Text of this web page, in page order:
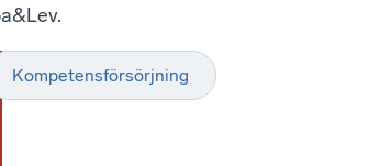
Kompetensförsörjning